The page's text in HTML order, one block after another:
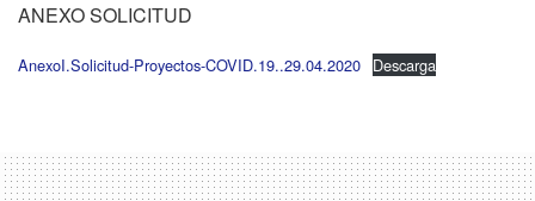
ANEXO SOLICITUD
AnexoI.Solicitud-Proyectos-COVID.19..29.04.2020 Descarga